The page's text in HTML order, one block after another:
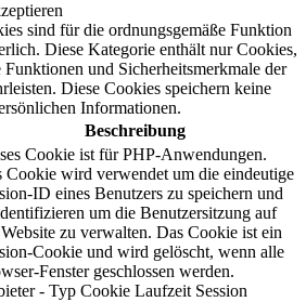
sind für die ordnungsgemäße Funktion
Diese Kategorie enthält nur Cookies,
Funktionen und Sicherheitsmerkmale der
Diese Cookies speichern keine
Informationen.
Beschreibung
Cookie ist für PHP-Anwendungen.
Cookie wird verwendet um die eindeutige
ID eines Benutzers zu speichern und
um die Benutzersitzung auf
zu verwalten. Das Cookie ist ein
Cookie und wird gelöscht, wenn alle
Fenster geschlossen werden.
- Typ Cookie Laufzeit Session